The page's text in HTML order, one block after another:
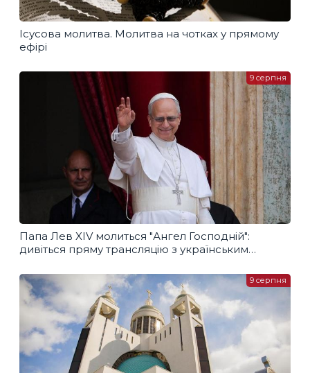
Ісусова молитва. Молитва на чотках у прямому
ефірі
Папа Лев XIV молиться "Ангел Господній":
дивіться пряму трансляцію з українським
9 серпня
9 серпня